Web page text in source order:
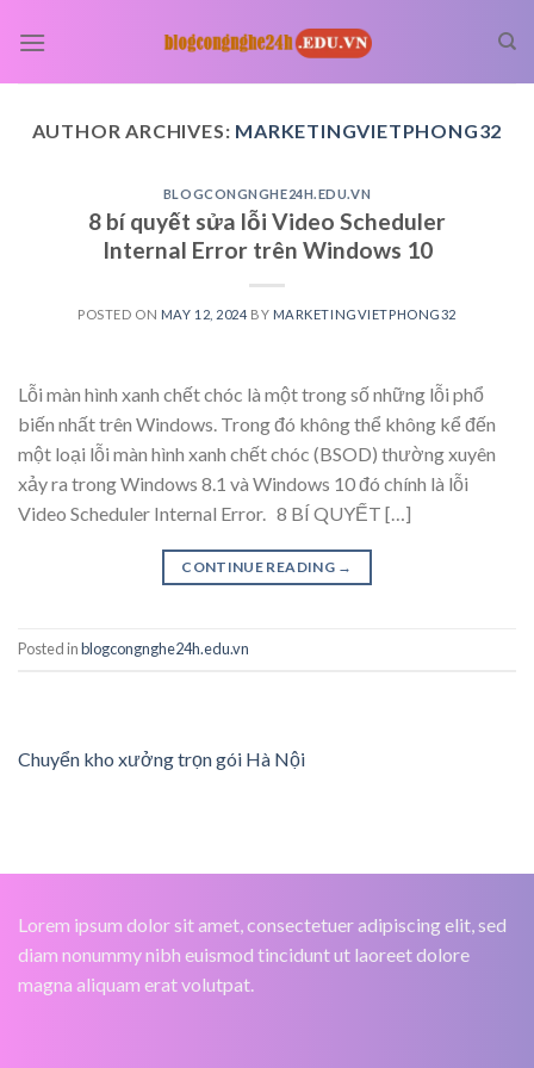
AUTHOR ARCHIVES: MARKETINGVIETPHONG32
BLOGCONGNGHE24H.EDU.VN
8 bí quyết sửa lỗi Video Scheduler
Internal Error trên Windows 10
POSTED ON MAY 12, 2024 BY MARKETINGVIETPHONG32
Lỗi màn hình xanh chết chóc là một trong số những lỗi phổ
biến nhất trên Windows. Trong đó không thể không kể đến
một loại lỗi màn hình xanh chết chóc (BSOD) thường xuyên
xảy ra trong Windows 8.1 và Windows 10 đó chính là lỗi
Video Scheduler Internal Error. 8 BÍ QUYẾT […]
CONTINUE READING →
Posted inblogcongnghe24h.edu.vn
Chuyển kho xưởng trọn gói Hà Nội
Lorem ipsum dolor sit amet, consectetuer adipiscing elit, sed
diam nonummy nibh euismod tincidunt ut laoreet dolore
magna aliquam erat volutpat.